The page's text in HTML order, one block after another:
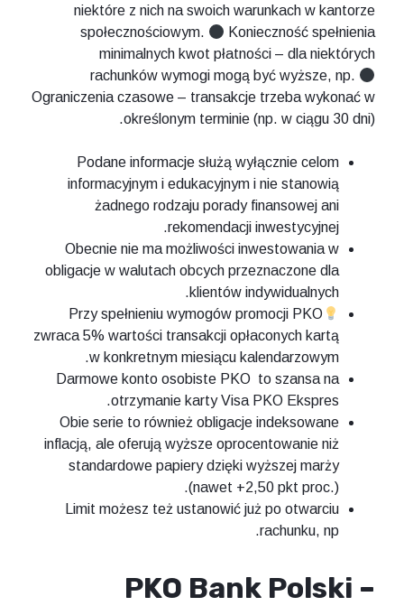
niektóre z nich na swoich warunkach w kantorze
społecznościowym.
Konieczność spełnienia
minimalnych kwot płatności – dla niektórych
rachunków wymogi mogą być wyższe, np.
Ograniczenia czasowe – transakcje trzeba wykonać w
określonym terminie (np. w ciągu 30 dni).
Podane informacje służą wyłącznie celom
informacyjnym i edukacyjnym i nie stanowią
żadnego rodzaju porady finansowej ani
rekomendacji inwestycyjnej.
Obecnie nie ma możliwości inwestowania w
obligacje w walutach obcych przeznaczone dla
klientów indywidualnych.
Przy spełnieniu wymogów promocji PKO
zwraca 5% wartości transakcji opłaconych kartą
w konkretnym miesiącu kalendarzowym.
Darmowe konto osobiste PKO to szansa na
otrzymanie karty Visa PKO Ekspres.
Obie serie to również obligacje indeksowane
inflacją, ale oferują wyższe oprocentowanie niż
standardowe papiery dzięki wyższej marży
(nawet +2,50 pkt proc.).
Limit możesz też ustanowić już po otwarciu
rachunku, np.
PKO Bank Polski –